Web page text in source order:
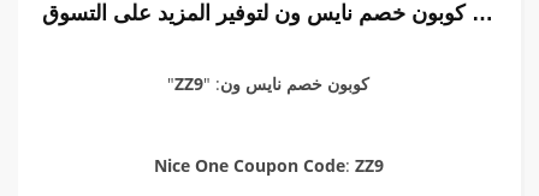
احصل على كوبون خصم نايس ون لتوفير المزيد على التسوق
"ZZ9" :كوبون خصم نايس ون
Nice One Coupon Code: ZZ9